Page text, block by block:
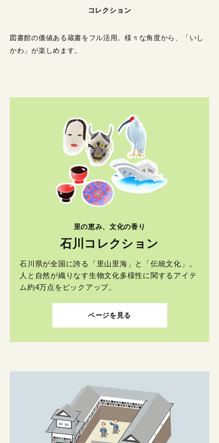
コレクション
図書館の価値ある蔵書をフル活用。様々な角度から、「いし
かわ」が楽しめます。
里の恵み、文化の香り
石川コレクション
石川県が全国に誇る「里山里海」と「伝統文化」。
人と自然が織りなす生物文化多様性に関するアイテ
ム約4万点をピックアップ。
ページを見る